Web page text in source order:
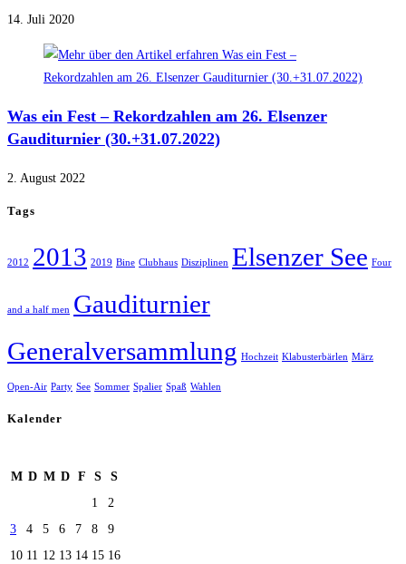
14. Juli 2020
Was ein Fest – Rekordzahlen am 26. Elsenzer
Gauditurnier (30.+31.07.2022)
2. August 2022
Tags
2012 2013 2019 Bine Clubhaus Disziplinen Elsenzer See Four
and a half men Gauditurnier
Generalversammlung Hochzeit Klabusterbärlen März
Open-Air Party See Sommer Spalier Spaß Wahlen
Kalender
M D M D F S
S
1
2
3
4 5 6 7 8
9
10 11 12 13 14 15 16